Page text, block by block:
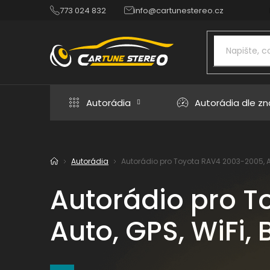
773 024 832 info@cartunestereo.cz
Autorádia Autorádia dle
DomůAutorádia Autorádio pro Toyota RAV4 2003-2005,
Autorádio pro
Auto, GPS, WiFi,